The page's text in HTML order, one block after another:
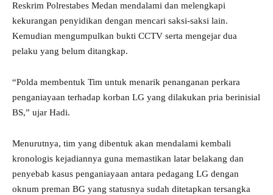
Reskrim Polrestabes Medan mendalami dan melengkapi
kekurangan penyidikan dengan mencari saksi-saksi lain.
Kemudian mengumpulkan bukti CCTV serta mengejar dua
pelaku yang belum ditangkap.
“Polda membentuk Tim untuk menarik penanganan perkara
penganiayaan terhadap korban LG yang dilakukan pria berinisial
BS,” ujar Hadi.
Menurutnya, tim yang dibentuk akan mendalami kembali
kronologis kejadiannya guna memastikan latar belakang dan
penyebab kasus penganiayaan antara pedagang LG dengan
oknum preman BG yang statusnya sudah ditetapkan tersangka